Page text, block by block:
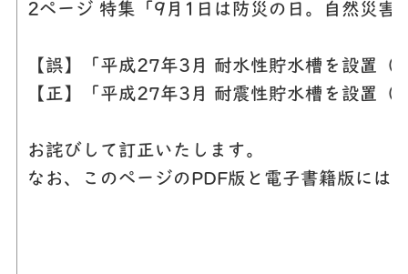
2ページ 特集「9月1日は防災の日。自然災害
【誤】「平成27年3月 耐水性貯水槽を設置（
【正】「平成27年3月 耐震性貯水槽を設置（
お詫びして訂正いたします。
なお、このページのPDF版と電子書籍版には